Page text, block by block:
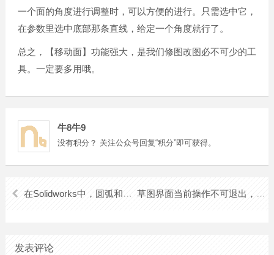
一个面的角度进行调整时，可以方便的进行。只需选中它，
在参数里选中底部那条直线，给定一个角度就行了。
总之，【移动面】功能强大，是我们修图改图必不可少的工
具。一定要多用哦。
牛8牛9
没有积分？ 关注公众号回复“积分”即可获得。
在Solidworks中，圆弧和槽口的角度是这样快速标注的： 草图界面当前操作不可退出，提示无法中断当前操作的解决办法来了
发表评论